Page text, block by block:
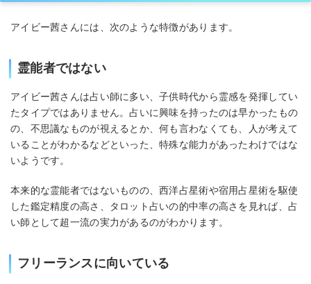
アイビー茜さんには、次のような特徴があります。
霊能者ではない
アイビー茜さんは占い師に多い、子供時代から霊感を発揮してい
たタイプではありません。占いに興味を持ったのは早かったもの
の、不思議なものが視えるとか、何も言わなくても、人が考えて
いることがわかるなどといった、特殊な能力があったわけではな
いようです。
本来的な霊能者ではないものの、西洋占星術や宿用占星術を駆使
した鑑定精度の高さ、タロット占いの的中率の高さを見れば、占
い師として超一流の実力があるのがわかります。
フリーランスに向いている